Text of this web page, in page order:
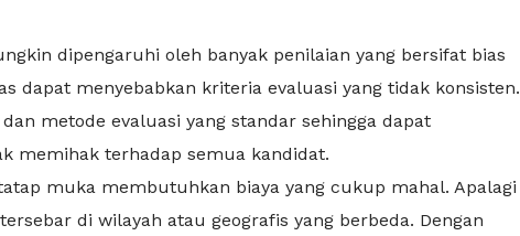
dipengaruhi oleh banyak penilaian yang bersifat bias
dapat menyebabkan kriteria evaluasi yang tidak konsisten.
metode evaluasi yang standar sehingga dapat
memihak terhadap semua kandidat.
muka membutuhkan biaya yang cukup mahal. Apalagi
di wilayah atau geografis yang berbeda. Dengan